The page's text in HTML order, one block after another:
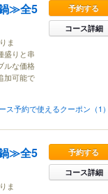
≫全5
ま
盛りと串
ルな価格
加可能で
予約する
コース詳細
ス予約で使えるクーポン（1）
≫全5
ま
予約する
コース詳細